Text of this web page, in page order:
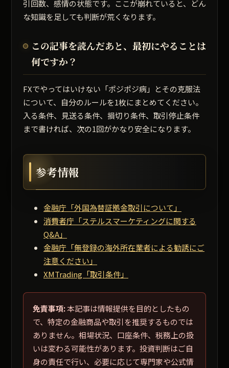
引回数、感情の状態です。ここが崩れていると、どん
な知識を足しても判断が荒くなります。
この記事を読んだあと、最初にやることは
何ですか？
FXでやってはいけない「ポジポジ病」とその克服法
について、自分のルールを1枚にまとめてください。
入る条件、見送る条件、損切り条件、取引停止条件
まで書ければ、次の1回がかなり安全になります。
参考情報
金融庁「外国為替証拠金取引について」
消費者庁「ステルスマーケティングに関する
Q&A」
金融庁「無登録の海外所在業者による勧誘にご
注意ください」
XMTrading「取引条件」
免責事項:本記事は情報提供を目的としたもの
で、特定の金融商品や取引を推奨するものでは
ありません。相場状況、口座条件、税務上の扱
いは変わる可能性があります。投資判断はご自
身の責任で行い、必要に応じて専門家や公式情